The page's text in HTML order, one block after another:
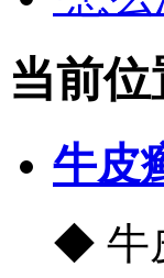
当前位
牛皮
◆ 牛